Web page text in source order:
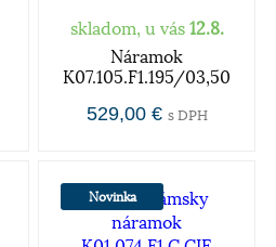
skladom, u vás 12.8.
Náramok
K07.105.F1.195/03,50
529,00 € s DPH
Novinka